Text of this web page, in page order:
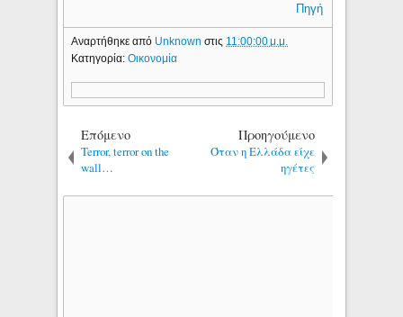
Πηγή
Αναρτήθηκε από Unknownστις 11:00:00 μ.μ.
Κατηγορία:Οικονομία
Επόμενο
Terror, terror on the
wall…
Προηγούμενο
Όταν η Ελλάδα είχε
ηγέτες